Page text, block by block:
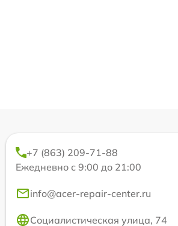
+7 (863) 209-71-88
Ежедневно с 9:00 до 21:00
info@acer-repair-center.ru
Социалистическая улица, 74